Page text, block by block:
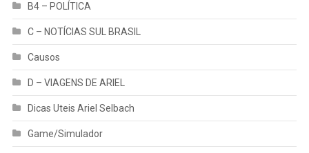
B4 – POLÍTICA
C – NOTÍCIAS SUL BRASIL
Causos
D – VIAGENS DE ARIEL
Dicas Uteis Ariel Selbach
Game/Simulador